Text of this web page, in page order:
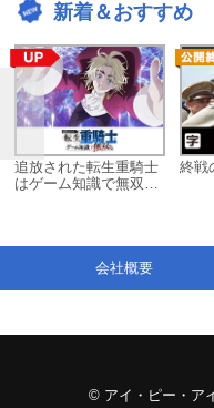
新着＆おすすめ
追放された転生重騎士
はゲーム知識で無双す
終戦
© アイ・ピー・ア
会社概要